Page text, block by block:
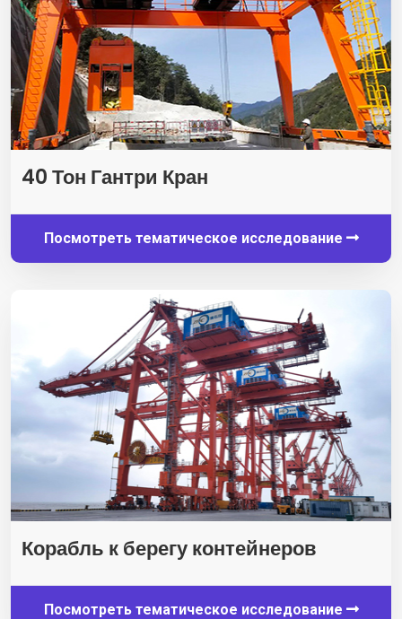
40 Тон Гантри Кран
Посмотреть тематическое исследование
Корабль к берегу контейнеров
Посмотреть тематическое исследование